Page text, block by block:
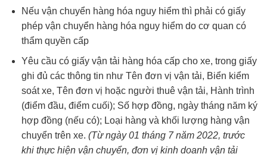
Nếu vận chuyển hàng hóa nguy hiểm thì phải có giấy
phép vận chuyển hàng hóa nguy hiểm do cơ quan có
thẩm quyền cấp
Yêu cầu có giấy vận tải hàng hóa cấp cho xe, trong giấy
ghi đủ các thông tin như Tên đơn vị vận tải, Biển kiểm
soát xe, Tên đơn vị hoặc người thuê vận tải, Hành trình
(điểm đầu, điểm cuối); Số hợp đồng, ngày tháng năm ký
hợp đồng (nếu có); Loại hàng và khối lượng hàng vận
chuyển trên xe. (Từ ngày 01 tháng 7 năm 2022, trước
khi thực hiện vận chuyển, đơn vị kinh doanh vận tải